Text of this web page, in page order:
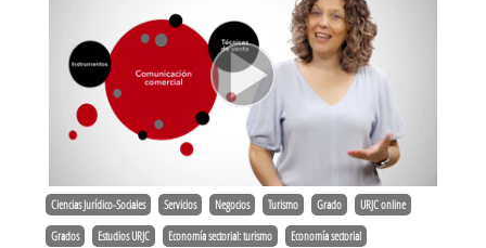
Ciencias Jurídico-Sociales Servicios Negocios Turismo Grado URJC online
Grados Estudios URJC Economía sectorial: turismo Economía sectorial